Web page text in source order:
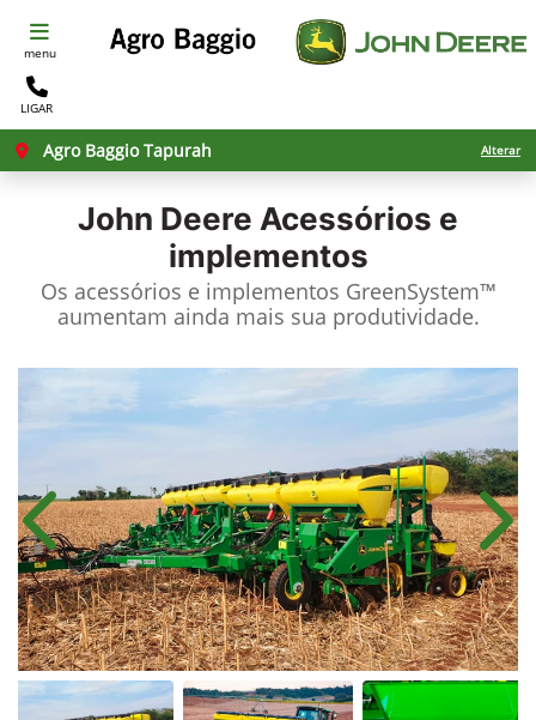
menu
LIGAR
Agro Baggio Tapurah Alterar
John Deere Acessórios e
implementos
Os acessórios e implementos GreenSystem™
aumentam ainda mais sua produtividade.​
Anterior